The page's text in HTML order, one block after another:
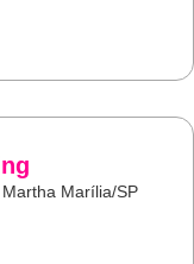
Marília/SP